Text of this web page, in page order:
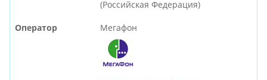
(Российская Федерация)
Оператор Мегафон